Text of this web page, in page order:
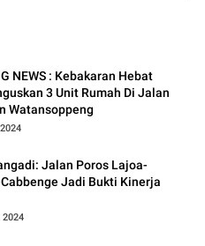
NEWS : Kebakaran Hebat
3 Unit Rumah Di Jalan
Watansoppeng
Jalan Poros Lajoa-
Jadi Bukti Kinerja
2024